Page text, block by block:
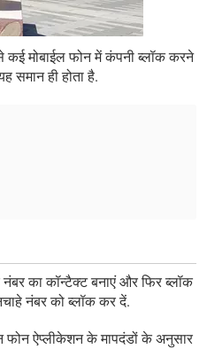
मोबाईल फोन में कंपनी ब्लॉक करने
समान ही होता है.
का कॉन्टैक्ट बनाएं और फिर ब्लॉक
नंबर को ब्लॉक कर दें.
फोन ऐप्लीकेशन के मापदंडों के अनुसार